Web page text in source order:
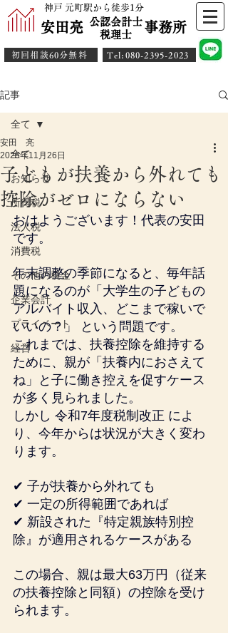
神戸 元町駅から徒歩1分
安田亮 事務所
公認会計士
​税理士
初回相談60分無料 ​Tel:080-2395-2023
記事
全て
お知らせ
所得税
法人税
消費税
その他の税金
企業会計
プライベート
経営
全て
子どもが扶養から外れても
控除がゼロにならない
安田 亮
2025年11月26日
おはようございます！代表の安田
です。
年末調整の季節になると、毎年話
題になるのが「大学生の子どもの
アルバイト収入、どこまで稼いで
いいの？」 という問題です。
これまでは、扶養控除を維持する
ために、親が「扶養内におさえて
ね」と子に働き控えを促すケース
が多く見られました。
しかし 令和7年度税制改正 によ
り、今年からは状況が大きく変わ
ります。
✔ 子が扶養から外れても
✔ 一定の所得範囲であれば
✔ 新設された『特定親族特別控
除』が適用されるケースがある
この場合、親は最大63万円（従来
の扶養控除と同額）の控除を受け
られます。